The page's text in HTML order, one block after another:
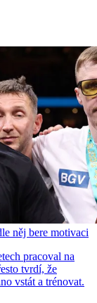
něj bere motivaci
pracoval na
tvrdí, že
vstát a trénovat.